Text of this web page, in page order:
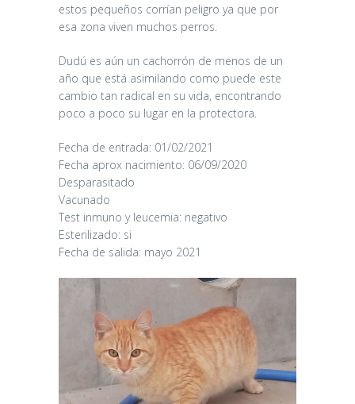
estos pequeños corrían peligro ya que por
esa zona viven muchos perros.
Dudú es aún un cachorrón de menos de un
año que está asimilando como puede este
cambio tan radical en su vida, encontrando
poco a poco su lugar en la protectora.
Fecha de entrada: 01/02/2021
Fecha aprox nacimiento: 06/09/2020
Desparasitado
Vacunado
Test inmuno y leucemia: negativo
Esterilizado: si
Fecha de salida: mayo 2021
CANDY
16/06/2026